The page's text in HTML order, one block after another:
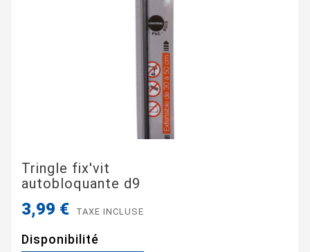
Tringle fix'vit
autobloquante d9
3,99 € TAXE INCLUSE
Disponibilité